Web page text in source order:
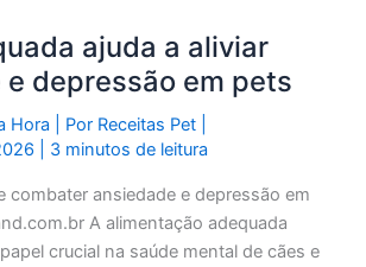
ajuda a aliviar
depressão em pets
Hora | Por Receitas Pet
3 minutos de leitura
combater ansiedade e depressão em
A alimentação adequada
crucial na saúde mental de cães e